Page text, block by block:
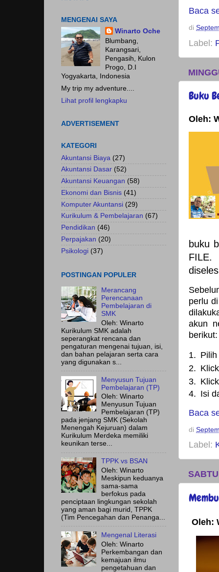
Baca
di
Label:
Buku
Oleh:
buku
FILE.
perlu
akun
berikut:
1.
2.
3.
4. Isi
Baca
di
Label:
Oleh:
MENGENAI SAYA
Winarto Oche
Blumbang,
Karangsari,
Pengasih, Kulon
Progo, D.I
Yogyakarta, Indonesia
My trip my adventure....
Lihat profil lengkapku
ADVERTISEMENT
KATEGORI
Akuntansi Biaya (27)
Akuntansi Dasar (52)
Akuntansi Keuangan (58)
Ekonomi dan Bisnis (41)
Komputer Akuntansi (29)
Kurikulum & Pembelajaran (67)
Pendidikan (46)
Perpajakan (20)
Psikologi (37)
POSTINGAN POPULER
Merancang
Perencanaan
Pembelajaran di
SMK
Oleh: Winarto
Kurikulum SMK adalah
seperangkat rencana dan
pengaturan mengenai tujuan, isi,
dan bahan pelajaran serta cara
yang digunakan s...
Menyusun Tujuan
Pembelajaran (TP)
Oleh: Winarto
Menyusun Tujuan
Pembelajaran (TP)
pada jenjang SMK (Sekolah
Menengah Kejuruan) dalam
Kurikulum Merdeka memiliki
keunikan terse...
TPPK vs BSAN
Oleh: Winarto
Meskipun keduanya
sama-sama
berfokus pada
penciptaan lingkungan sekolah
yang aman bagi murid, TPPK
(Tim Pencegahan dan Penanga...
Mengenal Literasi
Oleh: Winarto
Perkembangan dan
kemajuan ilmu
pengetahuan dan